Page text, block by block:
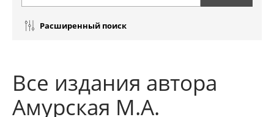
Расширенный поиск
Все издания автора
Амурская М.А.